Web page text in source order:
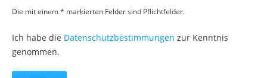
Die mit einem * markierten Felder sind Pflichtfelder.
Ich habe die Datenschutzbestimmungen zur Kenntnis
genommen.